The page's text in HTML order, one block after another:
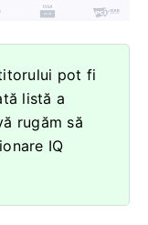
pot fi
listă a
rugăm să
IQ